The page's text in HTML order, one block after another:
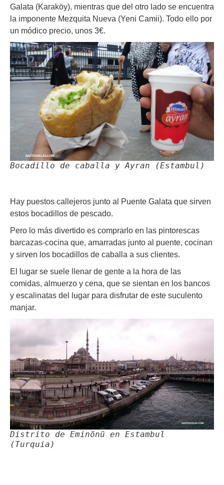
Galata (Karaköy), mientras que del otro lado se encuentra
la imponente Mezquita Nueva (Yeni Camii). Todo ello por
un módico precio, unos 3€.
Bocadillo de caballa y Ayran (Estambul)
Hay puestos callejeros junto al Puente Galata que sirven
estos bocadillos de pescado.
Pero lo más divertido es comprarlo en las pintorescas
barcazas-cocina que, amarradas junto al puente, cocinan
y sirven los bocadillos de caballa a sus clientes.
El lugar se suele llenar de gente a la hora de las
comidas, almuerzo y cena, que se sientan en los bancos
y escalinatas del lugar para disfrutar de este suculento
manjar.
Distrito de Eminönü en Estambul
(Turquia)